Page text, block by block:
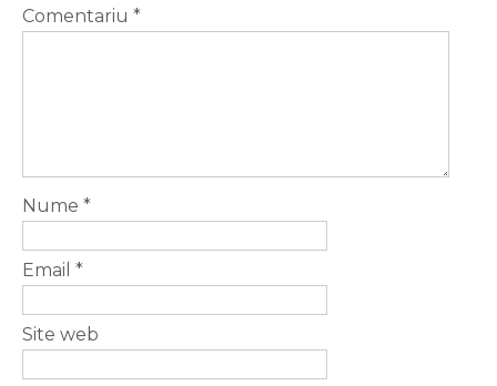
Comentariu *
Nume *
Email *
Site web